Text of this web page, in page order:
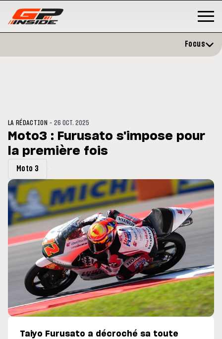
droite à Madrid
Bretagne
Focus
LA RÉDACTION -26 OCT. 2025
Moto3 : Furusato s'impose pour
la première fois
Moto 3
Taiyo Furusato a décroché sa toute